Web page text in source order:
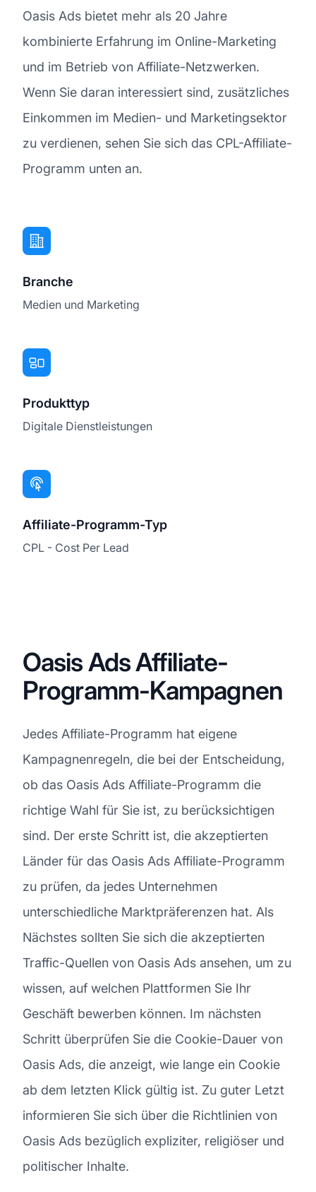
Oasis Ads bietet mehr als 20 Jahre
kombinierte Erfahrung im Online-Marketing
und im Betrieb von Affiliate-Netzwerken.
Wenn Sie daran interessiert sind, zusätzliches
Einkommen im Medien- und Marketingsektor
zu verdienen, sehen Sie sich das CPL-Affiliate-
Programm unten an.
Branche
Medien und Marketing
Produkttyp
Digitale Dienstleistungen
Affiliate-Programm-Typ
CPL - Cost Per Lead
Oasis Ads Affiliate-
Programm-Kampagnen
Jedes Affiliate-Programm hat eigene
Kampagnenregeln, die bei der Entscheidung,
ob das Oasis Ads Affiliate-Programm die
richtige Wahl für Sie ist, zu berücksichtigen
sind. Der erste Schritt ist, die akzeptierten
Länder für das Oasis Ads Affiliate-Programm
zu prüfen, da jedes Unternehmen
unterschiedliche Marktpräferenzen hat. Als
Nächstes sollten Sie sich die akzeptierten
Traffic-Quellen von Oasis Ads ansehen, um zu
wissen, auf welchen Plattformen Sie Ihr
Geschäft bewerben können. Im nächsten
Schritt überprüfen Sie die Cookie-Dauer von
Oasis Ads, die anzeigt, wie lange ein Cookie
ab dem letzten Klick gültig ist. Zu guter Letzt
informieren Sie sich über die Richtlinien von
Oasis Ads bezüglich expliziter, religiöser und
politischer Inhalte.